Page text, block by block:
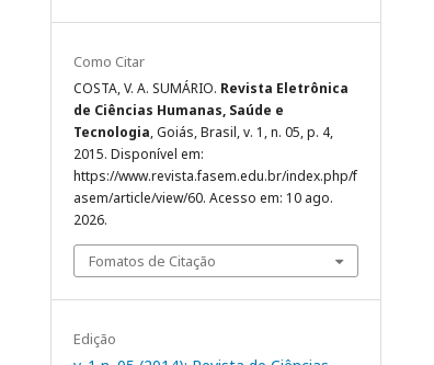
Como Citar
COSTA, V. A. SUMÁRIO. Revista Eletrônica
de Ciências Humanas, Saúde e
Tecnologia, Goiás, Brasil, v. 1, n. 05, p. 4,
2015. Disponível em:
https://www.revista.fasem.edu.br/index.php/f
asem/article/view/60. Acesso em: 10 ago.
2026.
Fomatos de Citação
Edição